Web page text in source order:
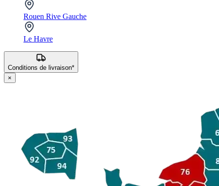
Rouen Rive Gauche
Le Havre
Conditions de livraison*
×